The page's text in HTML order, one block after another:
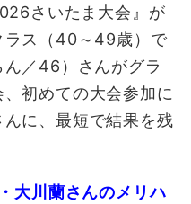
さいたま大会』が
ス（ 40～ 49歳）で
／ 46 ）さんがグラ
初めての大会参加に
に、最短で結果を残
大川蘭さんのメリハ